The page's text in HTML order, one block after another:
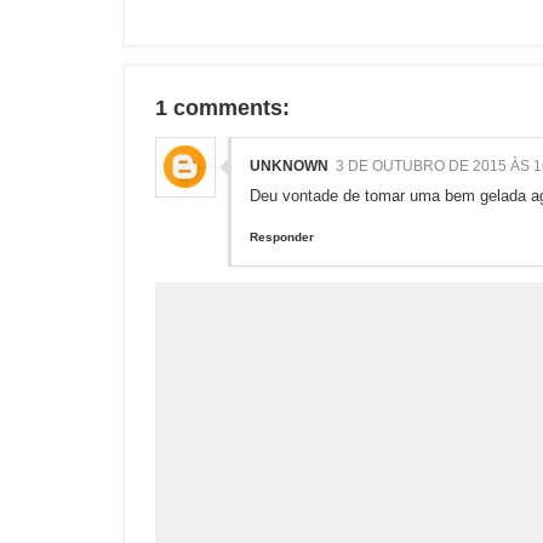
1 comments:
UNKNOWN 3 DE OUTUBRO DE 2015 ÀS
Deu vontade de tomar uma bem gelada
Responder